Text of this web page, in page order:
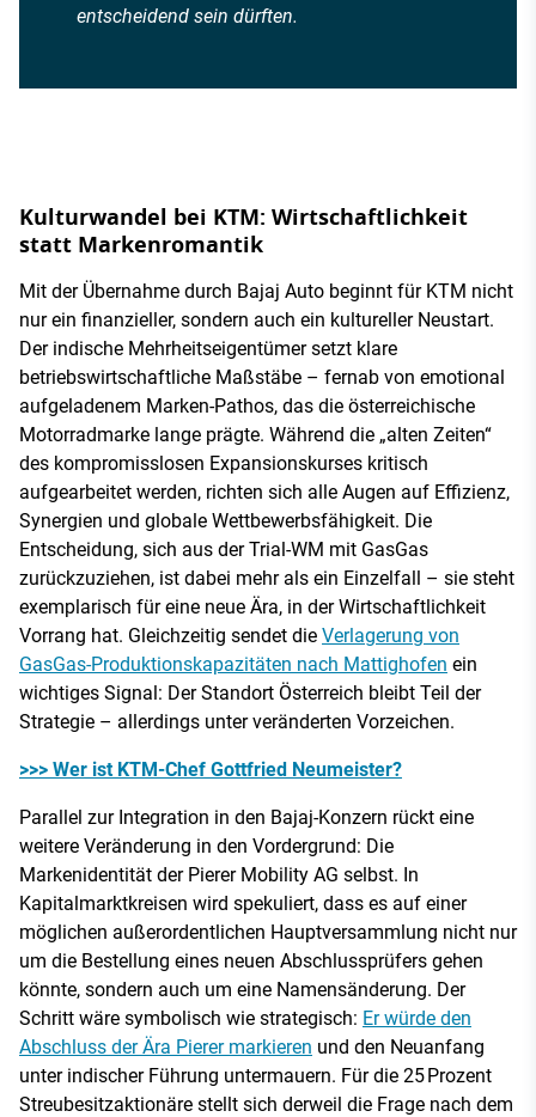
entscheidend sein dürften.
Kulturwandel bei KTM: Wirtschaftlichkeit
statt Markenromantik
Mit der Übernahme durch Bajaj Auto beginnt für KTM nicht
nur ein finanzieller, sondern auch ein kultureller Neustart.
Der indische Mehrheitseigentümer setzt klare
betriebswirtschaftliche Maßstäbe – fernab von emotional
aufgeladenem Marken-Pathos, das die österreichische
Motorradmarke lange prägte. Während die „alten Zeiten“
des kompromisslosen Expansionskurses kritisch
aufgearbeitet werden, richten sich alle Augen auf Effizienz,
Synergien und globale Wettbewerbsfähigkeit. Die
Entscheidung, sich aus der Trial-WM mit GasGas
zurückzuziehen, ist dabei mehr als ein Einzelfall – sie steht
exemplarisch für eine neue Ära, in der Wirtschaftlichkeit
Vorrang hat. Gleichzeitig sendet die Verlagerung von
GasGas-Produktionskapazitäten nach Mattighofen ein
wichtiges Signal: Der Standort Österreich bleibt Teil der
Strategie – allerdings unter veränderten Vorzeichen.
>>> Wer ist KTM-Chef Gottfried Neumeister?
Parallel zur Integration in den Bajaj-Konzern rückt eine
weitere Veränderung in den Vordergrund: Die
Markenidentität der Pierer Mobility AG selbst. In
Kapitalmarktkreisen wird spekuliert, dass es auf einer
möglichen außerordentlichen Hauptversammlung nicht nur
um die Bestellung eines neuen Abschlussprüfers gehen
könnte, sondern auch um eine Namensänderung. Der
Schritt wäre symbolisch wie strategisch: Er würde den
Abschluss der Ära Pierer markieren und den Neuanfang
unter indischer Führung untermauern. Für die 25 Prozent
Streubesitzaktionäre stellt sich derweil die Frage nach dem